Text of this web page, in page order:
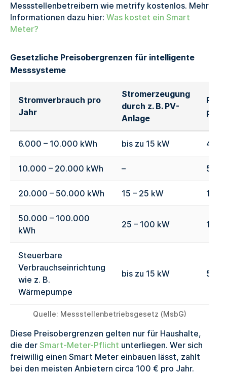
Messstellenbetreibern wie metrify kostenlos. Mehr
Informationen dazu hier: Was kostet ein Smart
Meter?
Gesetzliche Preisobergrenzen für intelligente
Messsysteme
Stromverbrauch pro
Jahr
Stromerzeugung
durch z. B. PV-
Anlage
pro
6.000 – 10.000 kWh bis zu 15 kW 40 €
10.000 – 20.000 kWh – 50 €
20.000 – 50.000 kWh 15 – 25 kW 110 €
50.000 – 100.000
kWh
25 – 100 kW 140
Steuerbare
Verbrauchseinrichtung
wie z. B.
Wärmepumpe
bis zu 15 kW 50 €
Quelle: Messstellenbetriebsgesetz (MsbG)
Diese Preisobergrenzen gelten nur für Haushalte,
die der Smart-Meter-Pflicht unterliegen. Wer sich
freiwillig einen Smart Meter einbauen lässt, zahlt
bei den meisten Anbietern circa 100 € pro Jahr.